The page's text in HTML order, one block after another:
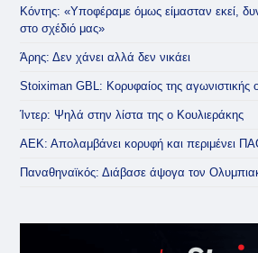
Κόντης: «Υποφέραμε όμως είμασταν εκεί,
στο σχέδιό μας»
Άρης: Δεν χάνει αλλά δεν νικάει
Stoiximan GBL: Κορυφαίος της αγωνιστικής
Ίντερ: Ψηλά στην λίστα της ο Κουλιεράκης
ΑΕΚ: Απολαμβάνει κορυφή και περιμένει
Παναθηναϊκός: Διάβασε άψογα τον